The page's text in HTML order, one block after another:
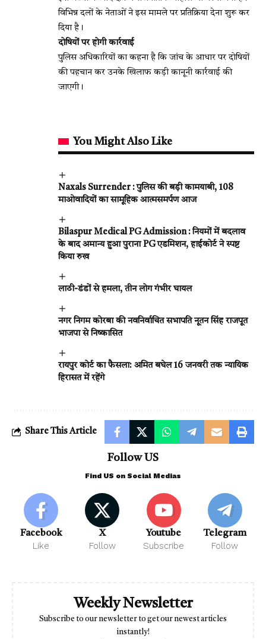
विभिन्न दलों के नेताओं ने इस मामले पर प्रतिक्रिया देना शुरू कर
दिया है।
दोषियों पर होगी कार्रवाई
पुलिस अधिकारियों का कहना है कि जांच के आधार पर दोषियों
की पहचान कर उनके खिलाफ कड़ी कानूनी कार्रवाई की
जाएगी।
You Might Also Like
Naxals Surrender : पुलिस की बड़ी कामयाबी, 108
माओवादियों का सामूहिक आत्मसमर्पण आज
Bilaspur Medical PG Admission : नियमों में बदलाव
के बाद अमान्य हुआ पुराना PG एडमिशन, हाईकोर्ट ने स्पष्ट
किया रुख
लाठी-डंडों से हमला, तीन लोग गंभीर घायल
नगर निगम कोरबा की नवनिर्वाचित सभापति नूतन सिंह राजपूत
भाजपा से निष्कासित
रायपुर कोर्ट का फैसला: अमित बघेल 16 जनवरी तक न्यायिक
हिरासत में रहेंगे
Share This Article
Follow US
Find US on Social Medias
Facebook
Like
X
Follow
Youtube
Subscribe
Telegram
Follow
Weekly Newsletter
Subscribe to our newsletter to get our newest articles
instantly!